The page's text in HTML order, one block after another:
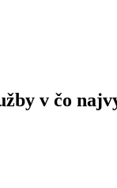
v čo